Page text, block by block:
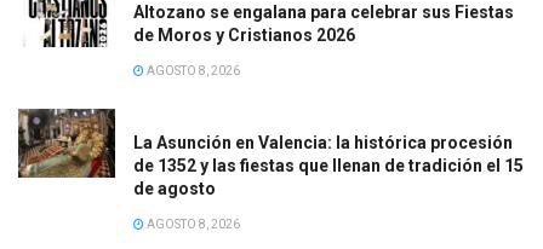
Altozano se engalana para celebrar sus Fiestas
de Moros y Cristianos 2026
AGOSTO 8, 2026
La Asunción en Valencia: la histórica procesión
de 1352 y las fiestas que llenan de tradición el 15
de agosto
AGOSTO 8, 2026